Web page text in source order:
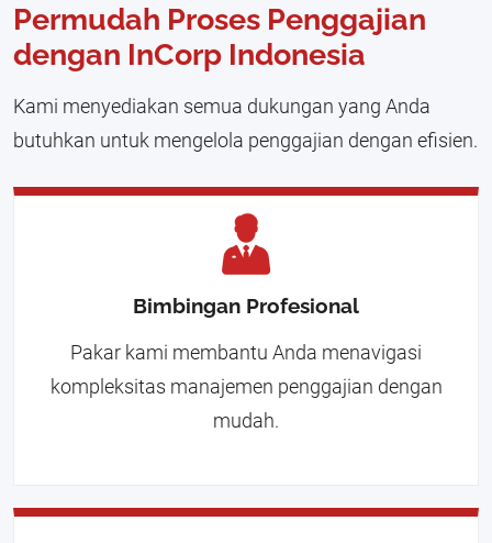
Permudah Proses Penggajian
dengan InCorp Indonesia
Kami menyediakan semua dukungan yang Anda
butuhkan untuk mengelola penggajian dengan efisien.
Bimbingan Profesional
Pakar kami membantu Anda menavigasi
kompleksitas manajemen penggajian dengan
mudah.